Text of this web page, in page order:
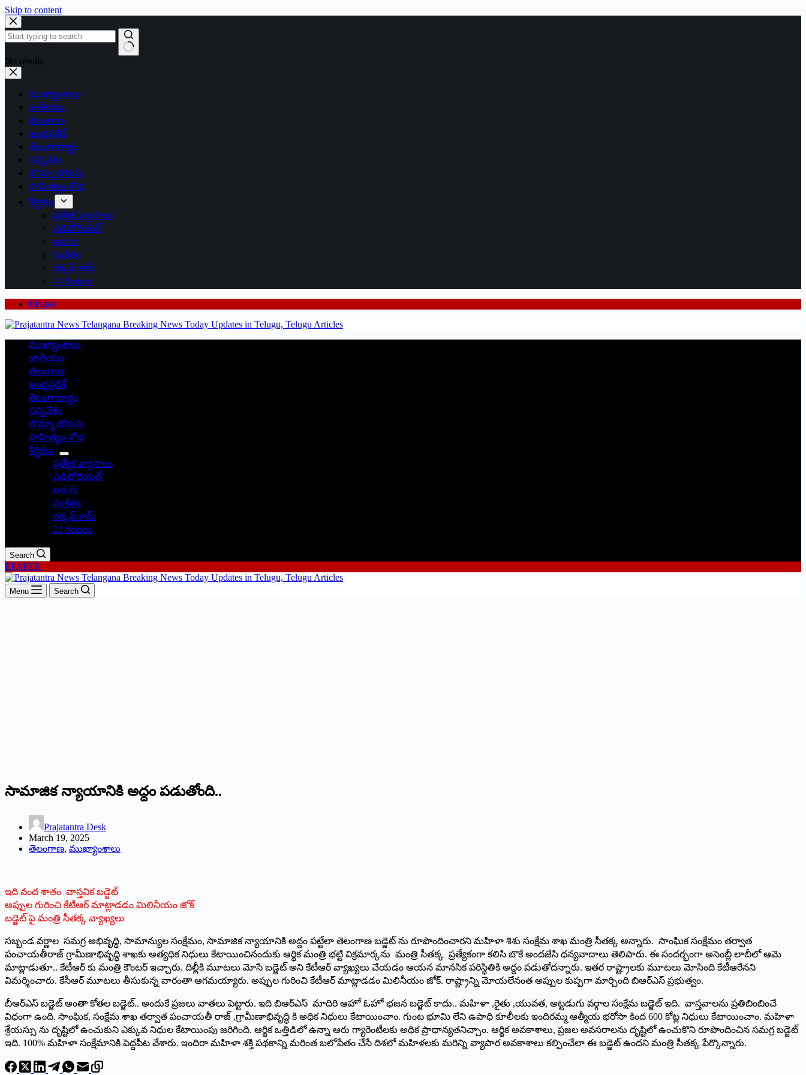
Skip to content
No results
ముఖ్యాంశాలు
జాతీయం
తెలంగాణ
ఆంధ్రప్రదేశ్
తెలంగాణార్థం
సన్నివేశం
బొమ్మా బొరుసు
సాహిత్యం-శోభ
శీర్షికలు
ప్రత్యేక వ్యాసాలు
ఎడిటోరియల్
అరుగు
సంకేతం
దక్కన్.కామ్
24 గంటలు
EPaper
ముఖ్యాంశాలు
జాతీయం
తెలంగాణ
ఆంధ్రప్రదేశ్
తెలంగాణార్థం
సన్నివేశం
బొమ్మా బొరుసు
సాహిత్యం-శోభ
శీర్షికలు
ప్రత్యేక వ్యాసాలు
ఎడిటోరియల్
అరుగు
సంకేతం
దక్కన్.కామ్
24 గంటలు
Search
EPAPER
Menu Search
సామాజిక న్యాయానికి అద్దం పడుతోంది..
Prajatantra Desk
March 19, 2025
తెలంగాణ, ముఖ్యాంశాలు
ఇది వంద శాతం వాస్తవిక బడ్జెట్
అప్పుల గురించి కేటీఆర్ మాట్లాడడం మిలినీయం జోక్
బడ్జెట్ పై మంత్రి సీతక్క వ్యాఖ్యలు
సబ్బండ వర్ణాల సమగ్ర అభివృద్ధి, సామాన్యుల సంక్షేమం, సామాజిక న్యాయానికి అద్దం పట్టేలా తెలంగాణ బడ్జెట్ ను రూపొందించారని మహిళా శిశు సంక్షేమ శాఖ మంత్రి సీతక్క అన్నారు. సాంఘిక సంక్షేమం తర్వాత
పంచాయతీరాజ్ గ్రామీణాభివృద్ధి శాఖకు అత్యధిక నిధులు కేటాయించినందుకు ఆర్థిక మంత్రి భట్టి విక్రమార్కను మంత్రి సీతక్క ప్రత్యేకంగా కలిసి బొకే అందజేసి ధన్యవాదాలు తెలిపారు. ఈ సందర్భంగా అసెంబ్లీ లాబీలో ఆమె
మాట్లాడుతూ.. కేటీఆర్ కు మంత్రి కౌంటర్ ఇచ్చారు. దిల్లీకి మూటలు మోసే బడ్జెట్ అని కేటీఆర్ వ్యాఖ్యలు చేయడం ఆయన మానసిక పరిస్థితికి అద్దం పడుతోదన్నారు. ఇతర రాష్ట్రాలకు మూటలు మోసింది కేటీఆరేనని
విమర్శించారు. కేసీఆర్ మూటలు తీసుకున్న వారంతా ఆగమయ్యారు. అప్పుల గురించి కేటీఆర్ మాట్లాడడం మిలినీయం జోక్. రాష్ట్రాన్ని మోయలేనంత అప్పుల కుప్పగా మార్చింది బిఆర్ఎస్ ప్రభుత్వం.
బీఆర్ఎస్ బడ్జెట్ అంతా కోతల బడ్జెట్.. అందుకే ప్రజలు వాతలు పెట్టారు. ఇది బిఆర్ఎస్ మాదిరి ఆహో ఓహో భజన బడ్జెట్ కాదు.. మహిళా ,రైతు ,యువత, అట్టడుగు వర్గాల సంక్షేమ బడ్జెట్ ఇది. వాస్తవాలను ప్రతిబింబించే
విధంగా ఉంది. సాంఘిక, సంక్షేమ శాఖ తర్వాత పంచాయతీ రాజ్ ,గ్రామీణాభివృద్ధి కి అధిక నిధులు కేటాయించాం. గుంట భూమి లేని ఉపాధి కూలీలకు ఇందిరమ్మ ఆత్మీయ భరోసా కింద 600 కోట్ల నిధులు కేటాయించాం. మహిళా
శ్రేయస్సు ను దృష్టిలో ఉంచుకుని ఎక్కువ నిధుల కేటాయింపు జరిగింది. ఆర్థిక ఒత్తిడిలో ఉన్నా ఆరు గ్యారెంటీలకు అధిక ప్రాధాన్యతనిచ్చాం. ఆర్థిక అవకాశాలు, ప్రజల అవసరాలను దృష్టిలో ఉంచుకొని రూపొందించిన సమగ్ర బడ్జెట్
ఇది. 100% మహిళా సంక్షేమానికి పెద్దపీట వేశారు. ఇందిరా మహిళా శక్తి పథకాన్ని మరింత బలోపేతం చేసే దిశలో మహిళలకు మరిన్ని వ్యాపార అవకాశాలు కల్పించేలా ఈ బడ్జెట్ ఉందని మంత్రి సీతక్క పేర్కొన్నారు.